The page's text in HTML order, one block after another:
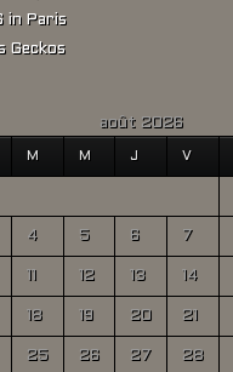
in Paris
Geckos
août 2026
M M J V
4 5 6 7
11 12 13 14
18 19 20 21
25 26 27 28